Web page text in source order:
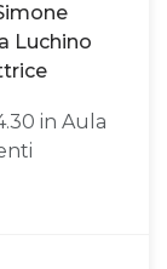
Luchino
in Aula